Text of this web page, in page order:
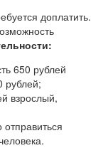
доплатить.
650 рублей
рублей;
взрослый,